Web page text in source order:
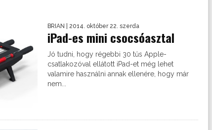
BRIAN | 2014. október 22. szerda
iPad-es mini csocsóasztal
Jó tudni, hogy régebbi 30 tűs Apple-
csatlakozóval ellátott iPad-et még lehet
valamire használni annak ellenére, hogy már
nem...